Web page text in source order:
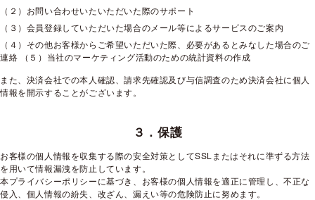
（２）お問い合わせいたいただいた際のサポート
（３）会員登録していただいた場合のメール等によるサービスのご案内
（４）その他お客様からご希望いただいた際、必要があるとみなした場合のご
連絡 （５）当社のマーケティング活動のための統計資料の作成
また、決済会社での本人確認、請求先確認及び与信調査のため決済会社に個人
情報を開示することがございます。
３．保護
お客様の個人情報を収集する際の安全対策としてSSLまたはそれに準ずる方法
を用いて情報漏洩を防止しています。
本プライバシーポリシーに基づき、お客様の個人情報を適正に管理し、不正な
侵入、個人情報の紛失、改ざん、漏えい等の危険防止に努めます。